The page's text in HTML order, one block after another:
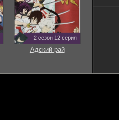
2 сезон 12 серия
Адский рай